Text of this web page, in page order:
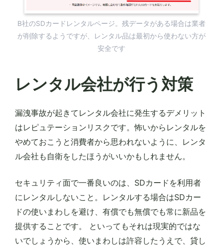
B社のSDカードレンタルページ。残データがある場合は業者
が削除するようですが、レンタル品は最初から使わない方が
安全です
レンタル会社が行う対策
漏洩事故が起きてレンタル会社に発生するデメリット
はレピュテーションリスクです。怖いからレンタルを
やめておこうと消費者から思われないように、レンタ
ル会社も自衛をしたほうがいいかもしれません。
セキュリティ面で一番良いのは、SDカードを利用者
にレンタルしないこと。レンタルする場合はSDカー
ドの使いまわしを避け、有償でも無償でも常に新品を
提供することです。 といってもそれは現実的ではな
いでしょうから、使いまわしは許容したうえで、貸し